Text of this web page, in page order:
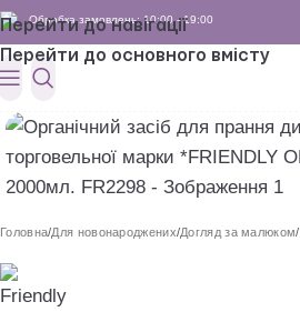
Перейти до навігації
Перейти до основного вмісту
Обробка замовлень: 10:00 - 19:00
Головна/Для новонароджених/Догляд за малюком/